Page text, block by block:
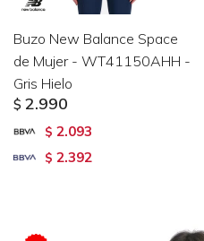
Buzo New Balance Space
de Mujer - WT41150AHH -
Gris Hielo
$ 2.990
$ 2.093
$ 2.392